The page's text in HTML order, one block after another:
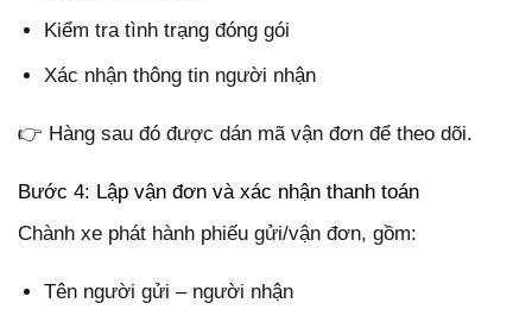
Kiểm tra tình trạng đóng gói
Xác nhận thông tin người nhận
👉 Hàng sau đó được dán mã vận đơn để theo dõi.
Bước 4: Lập vận đơn và xác nhận thanh toán
Chành xe phát hành phiếu gửi/vận đơn, gồm:
Tên người gửi – người nhận